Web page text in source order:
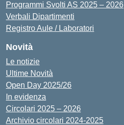
Programmi Svolti AS 2025 – 2026
Verbali Dipartimenti
Registro Aule / Laboratori
Novità
Le notizie
Ultime Novità
Open Day 2025/26
In evidenza
Circolari 2025 – 2026
Archivio circolari 2024-2025